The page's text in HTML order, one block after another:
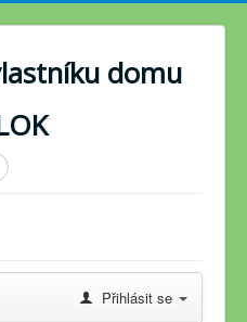
domu
Přihlásit se